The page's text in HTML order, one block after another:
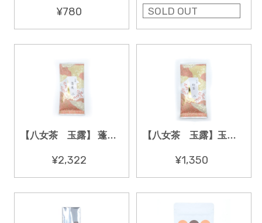
¥780 SOLD OUT
【八女茶 玉露】 蓬莱 １００ｇ
¥2,322
【八女茶 玉露】玉露 粉茶 １００ｇ
¥1,350